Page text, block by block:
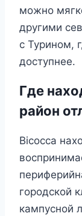
можно
другими
с Турином,
доступнее.
Где
район
Bicocca
городской
кампусной